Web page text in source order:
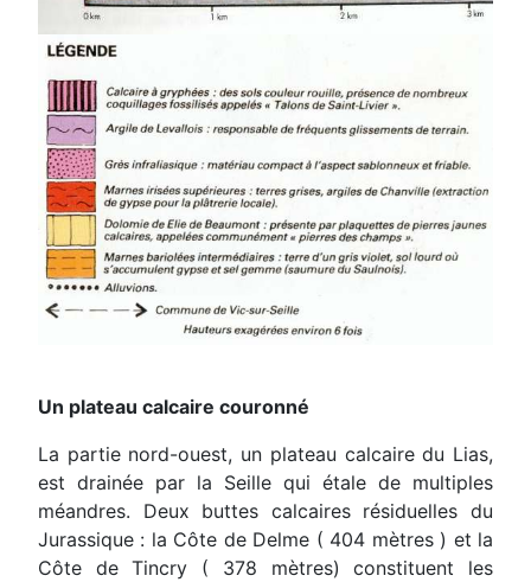
Un plateau calcaire couronné
La partie nord-ouest, un plateau calcaire du Lias,
est drainée par la Seille qui étale de multiples
méandres. Deux buttes calcaires résiduelles du
Jurassique : la Côte de Delme ( 404 mètres ) et la
Côte de Tincry ( 378 mètres) constituent les